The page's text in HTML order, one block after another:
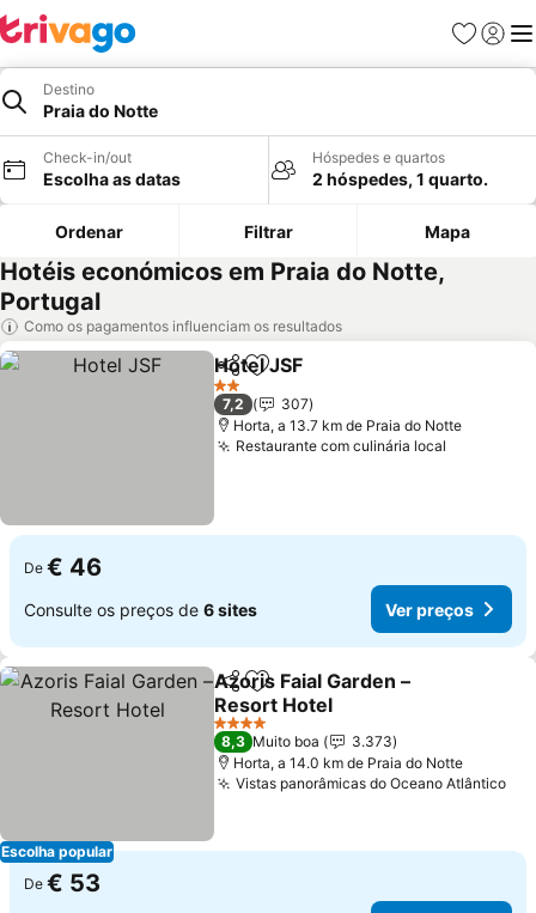
Favoritos
Iniciar
Destino
Praia do Notte
Check-in/out
Escolha as datas
Hóspedes e quartos
2 hóspedes, 1 quarto.
Ordenar Filtrar Mapa
Hotéis económicos em Praia do Notte,
Portugal
Como os pagamentos influenciam os resultados
PartilharAdicionar aos favoritos
Hotel JSF
2 Estrelas
7,2
307
Horta, a 13.7 km de Praia do Notte
Restaurante com culinária local
De € 46
Consulte os preços de 6 sites Ver preços
Escolha popular
PartilharAdicionar aos favoritos
Azoris Faial Garden –
Resort Hotel
Ver preços
4 Estrelas
8,3 Muito boa
3.373
Horta, a 14.0 km de Praia do Notte
Vistas panorâmicas do Oceano Atlântico
De € 53